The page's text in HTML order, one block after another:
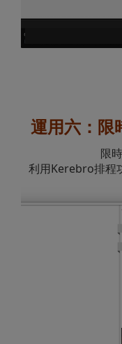
運用六：限
限
利用Kerebro排程